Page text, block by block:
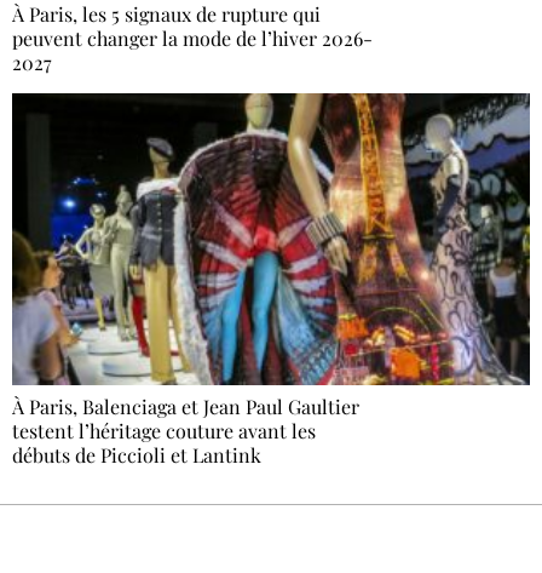
À Paris, les 5 signaux de rupture qui
peuvent changer la mode de l’hiver 2026-
2027
À Paris, Balenciaga et Jean Paul Gaultier
testent l’héritage couture avant les
débuts de Piccioli et Lantink